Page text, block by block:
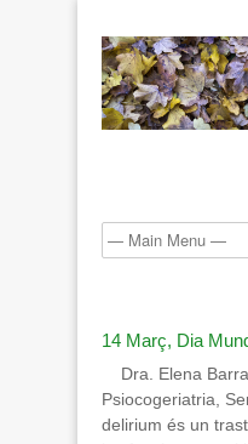
14 Març, Dia
Dra. Elena
Psiocogeriatria,
delirium és un